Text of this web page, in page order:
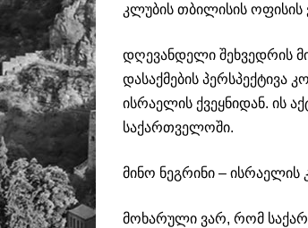
კლუბის თბილისის ოფისის
დღევანდელი შეხვედრის
დასაქმების პერსპექტივა
ისრაელის ქვეყნიდან. ის
საქართველოში.
მინო ნეგრინი – ისრაელის
მოხარული ვარ, რომ